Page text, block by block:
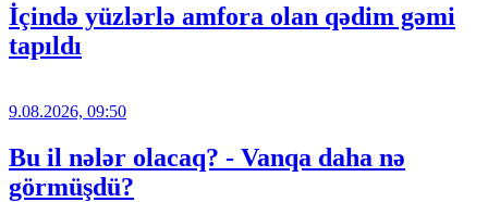
İçində yüzlərlə amfora olan qədim gəmi
tapıldı
9.08.2026, 09:50
Bu il nələr olacaq? - Vanqa daha nə
görmüşdü?